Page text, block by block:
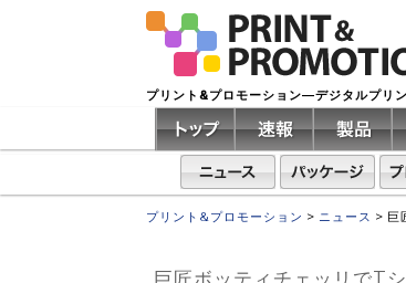
プリント&プロモーション―デジタルプリ
プリント&プロモーション > ニュース > 巨